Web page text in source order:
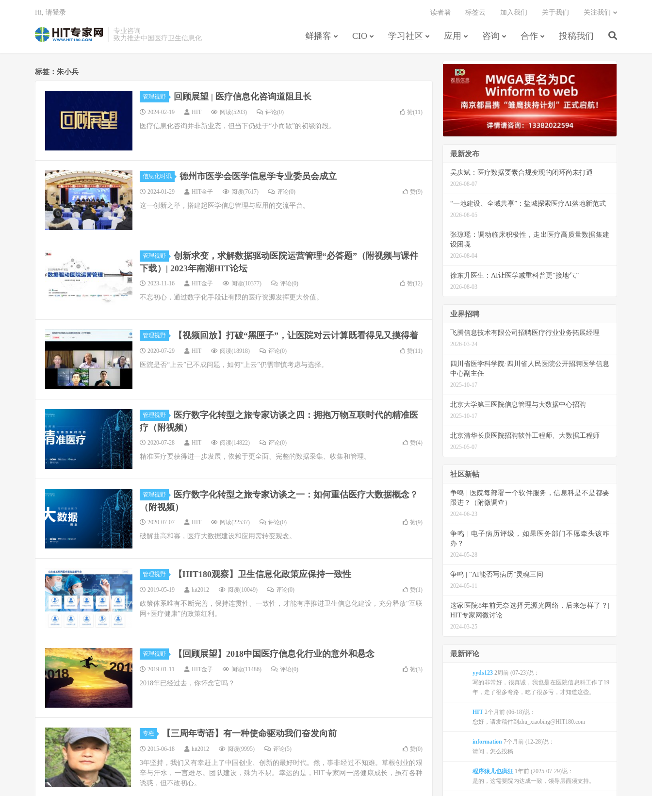
专业咨询
致力推进中国医疗卫生信息化
鲜播客 CIO 学习社区 应用 咨询 合作 投稿我们
读者墙 标签云 加入我们 关于我们 关注我们
Hi, 请登录
标签：朱小兵
管理视野 回顾展望 | 医疗信息化咨询道阻且长
2024-02-19 HIT 阅读(5203) 评论(0) 赞(11)
医疗信息化咨询并非新业态，但当下仍处于“小而散”的初级阶段。
信息化时讯 德州市医学会医学信息学专业委员会成立
2024-01-29 HIT金子 阅读(7617) 评论(0) 赞(9)
这一创新之举，搭建起医学信息管理与应用的交流平台。
管理视野
创新求变，求解数据驱动医院运营管理“必答题”（附视频与课件
下载）| 2023年南湖HIT论坛
2023-11-16 HIT金子 阅读(10377) 评论(0) 赞(12)
不忘初心，通过数字化手段让有限的医疗资源发挥更大价值。
管理视野 【视频回放】打破“黑匣子”，让医院对云计算既看得见又摸得着
2020-07-29 HIT 阅读(18918) 评论(0) 赞(11)
医院是否“上云”已不成问题，如何“上云”仍需审慎考虑与选择。
管理视野
医疗数字化转型之旅专家访谈之四：拥抱万物互联时代的精准医
疗（附视频）
2020-07-28 HIT 阅读(14822) 评论(0) 赞(4)
精准医疗要获得进一步发展，依赖于更全面、完整的数据采集、收集和管理。
管理视野
医疗数字化转型之旅专家访谈之一：如何重估医疗大数据概念？
（附视频）
2020-07-07 HIT 阅读(22537) 评论(0) 赞(9)
破解曲高和寡，医疗大数据建设和应用需转变观念。
管理视野 【HIT180观察】卫生信息化政策应保持一致性
2019-05-19 hit2012 阅读(10049) 评论(0) 赞(1)
政策体系唯有不断完善，保持连贯性、一致性，才能有序推进卫生信息化建设，充分释放“互联
网+医疗健康”的政策红利。
管理视野 【回顾展望】2018中国医疗信息化行业的意外和悬念
2019-01-11 HIT金子 阅读(11486) 评论(0) 赞(3)
2018年已经过去，你怀念它吗？
专栏 【三周年寄语】有一种使命驱动我们奋发向前
2015-06-18 hit2012 阅读(9995) 评论(5) 赞(0)
3年坚持，我们又有幸赶上了中国创业、创新的最好时代。然，事非经过不知难。草根创业的艰
辛与汗水，一言难尽。团队建设，殊为不易。幸运的是，HIT专家网一路健康成长，虽有各种
诱惑，但不改初心。
最新发布
吴庆斌：医疗数据要素合规变现的闭环尚未打通
2026-08-07
“一地建设、全域共享”：盐城探索医疗AI落地新范式
2026-08-05
张琼瑶：调动临床积极性，走出医疗高质量数据集建
设困境
2026-08-04
徐东升医生：AI让医学减重科普更“接地气”
2026-08-03
业界招聘
飞腾信息技术有限公司招聘医疗行业业务拓展经理
2026-03-24
四川省医学科学院·四川省人民医院公开招聘医学信息
中心副主任
2025-10-17
北京大学第三医院信息管理与大数据中心招聘
2025-10-17
北京清华长庚医院招聘软件工程师、大数据工程师
2025-05-07
社区新帖
争鸣 | 医院每部署一个软件服务，信息科是不是都要
跟进？（附微调查）
2024-06-23
争鸣 | 电子病历评级，如果医务部门不愿牵头该咋
办？
2024-05-28
争鸣 | “AI能否写病历”灵魂三问
2024-05-11
这家医院8年前无奈选择无源光网络，后来怎样了？|
HIT专家网微讨论
2024-03-25
最新评论
yyds123 2周前 (07-23)说：
写的非常好，很真诚，我也是在医院信息科工作了19
年，走了很多弯路，吃了很多亏，才知道这些。
HIT 2个月前 (06-18)说：
您好，请发稿件到zhu_xiaobing@HIT180.com
information 7个月前 (12-28)说：
请问，怎么投稿
程序猿儿也疯狂 1年前 (2025-07-29)说：
是的，这需要院内达成一致，领导层面须支持。